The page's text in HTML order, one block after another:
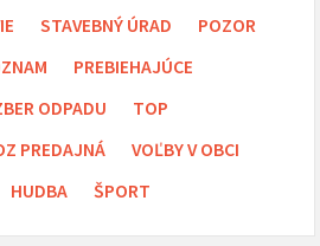
STAVEBNÝ ÚRAD
POZOR
PREBIEHAJÚCE
ODPADU
TOP
PREDAJNÁ
VOĽBY V OBCI
HUDBA ŠPORT